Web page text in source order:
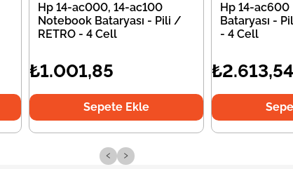
Hp 14-ac000, 14-ac100
Notebook Bataryası - Pili /
RETRO - 4 Cell
₺1.001,85
Sepete Ekle
Hp 14-
Bataryası -
- 4 Cell
₺2.613,54
‹ ›